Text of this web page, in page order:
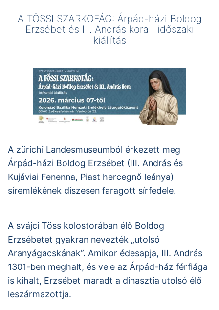
A TÖSSI SZARKOFÁG: Árpád-házi Boldog
Erzsébet és III. András kora | időszaki
kiállítás
A zürichi Landesmuseumból érkezett meg
Árpád-házi Boldog Erzsébet (III. András és
Kujáviai Fenenna, Piast hercegnő leánya)
síremlékének díszesen faragott sírfedele.
A svájci Töss kolostorában élő Boldog
Erzsébetet gyakran nevezték „utolsó
Aranyágacskának”. Amikor édesapja, III. András
1301-ben meghalt, és vele az Árpád-ház férfiága
is kihalt, Erzsébet maradt a dinasztia utolsó élő
leszármazottja.